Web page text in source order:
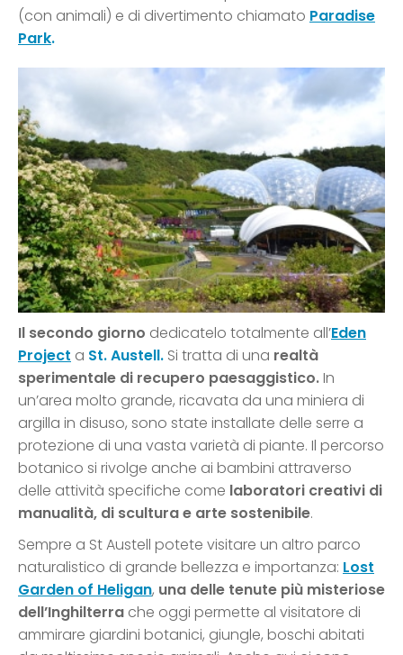
(con animali) e di divertimento chiamato Paradise
Park.
Il secondo giorno dedicatelo totalmente all’Eden
Project a St. Austell. Si tratta di una realtà
sperimentale di recupero paesaggistico.In
un’area molto grande, ricavata da una miniera di
argilla in disuso, sono state installate delle serre a
protezione di una vasta varietà di piante. Il percorso
botanico si rivolge anche ai bambini attraverso
delle attività specifiche come laboratori creativi di
manualità, di scultura e arte sostenibile.
Sempre a St Austell potete visitare un altro parco
naturalistico di grande bellezza e importanza: Lost
Garden of Heligan, una delle tenute più misteriose
dell’Inghilterra che oggi permette al visitatore di
ammirare giardini botanici, giungle, boschi abitati